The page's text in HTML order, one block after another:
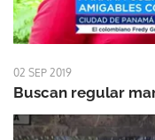
02 SEP 2019
Buscan regular